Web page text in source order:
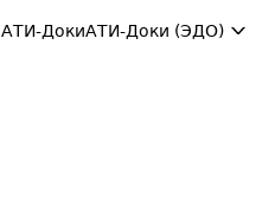
АТИ-ДокиАТИ-Доки (ЭДО)